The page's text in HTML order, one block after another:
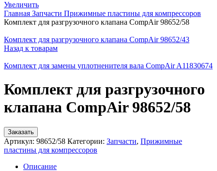
Увеличить
Главная Запчасти Прижимные пластины для компрессоров
Комплект для разгрузочного клапана CompAir 98652/58
Комплект для разгрузочного клапана CompAir 98652/43
Назад к товарам
Комплект для замены уплотненителя вала CompAir A11830674
Комплект для разгрузочного
клапана CompAir 98652/58
Заказать
Артикул: 98652/58 Категории: Запчасти, Прижимные
пластины для компрессоров
Описание